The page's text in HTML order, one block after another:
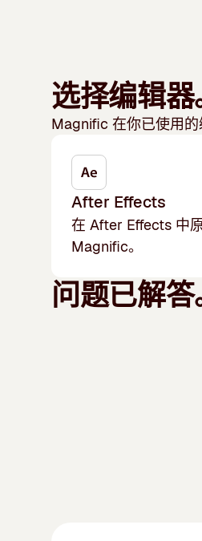
选择编辑器
Magnific 在你已使用的
After Effects
在 After Effects 中
Magnific。
问题已解答